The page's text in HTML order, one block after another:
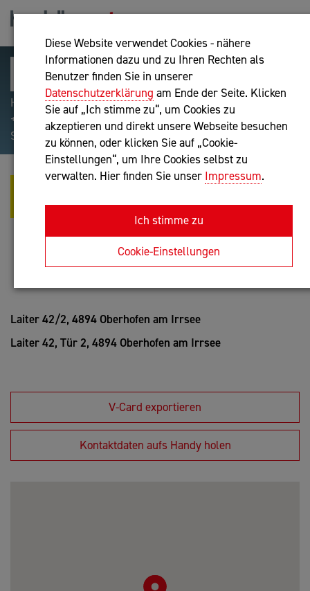
Diese Website verwendet Cookies - nähere
Informationen dazu und zu Ihren Rechten als
Benutzer finden Sie in unserer
Datenschutzerklärung am Ende der Seite. Klicken
Sie auf „Ich stimme zu“, um Cookies zu
akzeptieren und direkt unsere Webseite besuchen
zu können, oder klicken Sie auf „Cookie-
Einstellungen“, um Ihre Cookies selbst zu
verwalten. Hier finden Sie unser Impressum.
Ich stimme zu
Cookie-Einstellungen
Hilfreiche Suchparameter: Begriff einschließen:
+webshop, Begriff ausschließen: -webshop, Exakter
Suchbegriff: "internet of things"
NÁNDOR ANDRÁS VÉGERER, BSC
MSC
Unternehmensberatung, Buchhaltung nach BibuG
Anfrage oder Rückruf
Laiter 42/2, 4894 Oberhofen am Irrsee
Laiter 42, Tür 2, 4894 Oberhofen am Irrsee
V-Card exportieren
Kontaktdaten aufs Handy holen